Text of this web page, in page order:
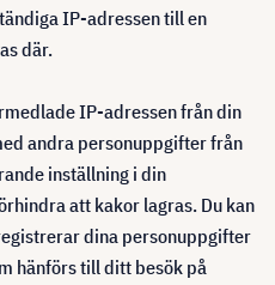
IP-adressen till en
där.
IP-adressen från din
andra personuppgifter från
inställning i din
att kakor lagras. Du kan
dina personuppgifter
hänförs till ditt besök på